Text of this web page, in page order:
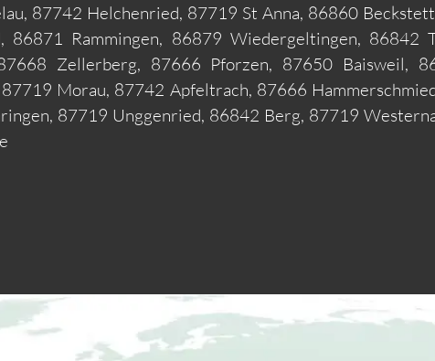
87742 Helchenried, 87719 St Anna, 86860
Rammingen, 86879 Wiedergeltingen, 86842
Zellerberg, 87666 Pforzen, 87650 Baisweil,
Morau, 87742 Apfeltrach, 87666
87719 Unggenried, 86842 Berg, 87719